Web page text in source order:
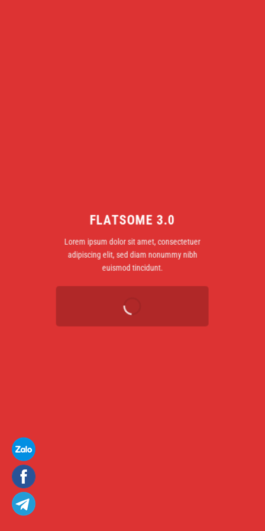
FLATSOME 3.0
Lorem ipsum dolor sit amet, consectetuer
adipiscing elit, sed diam nonummy nibh
euismod tincidunt.